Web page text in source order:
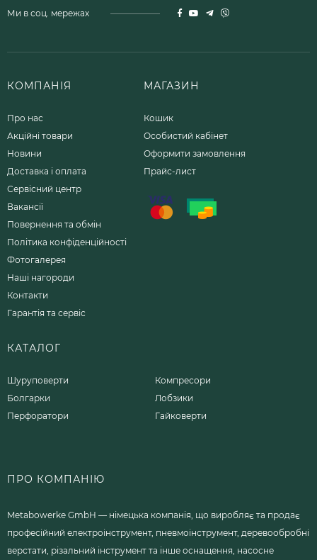
Ми в соц. мережах
КОМПАНІЯ
Про нас
Акційні товари
Новини
Доставка і оплата
Сервісний центр
Вакансії
Повернення та обмін
Політика конфіденційності
Фотогалерея
Наші нагороди
Контакти
Гарантія та сервіс
МАГАЗИН
Кошик
Особистий кабінет
Оформити замовлення
Прайс-лист
КАТАЛОГ
Шуруповерти
Болгарки
Перфоратори
Компресори
Лобзики
Гайковерти
ПРО КОМПАНІЮ
Metabowerke GmbH — німецька компанія, що виробляє та продає
професійний електроінструмент, пневмоінструмент, деревообробні
верстати, різальний інструмент та інше оснащення, насосне